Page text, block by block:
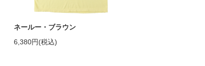
ネールー・ブラウン
6,380円(税込)